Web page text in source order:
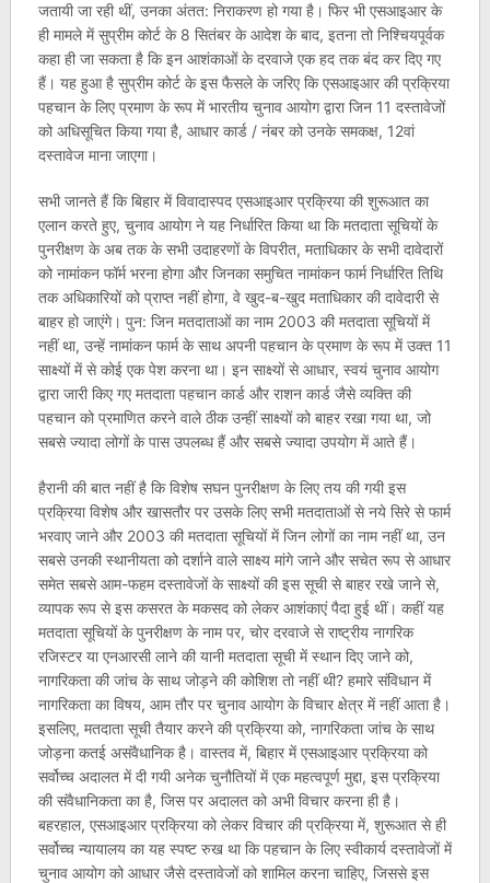
जतायी जा रही थीं, उनका अंतत: निराकरण हो गया है। फिर भी एसआइआर के
ही मामले में सुप्रीम कोर्ट के 8 सितंबर के आदेश के बाद, इतना तो निश्चियपूर्वक
कहा ही जा सकता है कि इन आशंकाओं के दरवाजे एक हद तक बंद कर दिए गए
हैं। यह हुआ है सुप्रीम कोर्ट के इस फैसले के जरिए कि एसआइआर की प्रक्रिया
पहचान के लिए प्रमाण के रूप में भारतीय चुनाव आयोग द्वारा जिन 11 दस्तावेजों
को अधिसूचित किया गया है, आधार कार्ड / नंबर को उनके समकक्ष, 12वां
दस्तावेज माना जाएगा।
सभी जानते हैं कि बिहार में विवादास्पद एसआइआर प्रक्रिया की शुरूआत का
एलान करते हुए, चुनाव आयोग ने यह निर्धारित किया था कि मतदाता सूचियों के
पुनरीक्षण के अब तक के सभी उदाहरणों के विपरीत, मताधिकार के सभी दावेदारों
को नामांकन फॉर्म भरना होगा और जिनका समुचित नामांकन फार्म निर्धारित तिथि
तक अधिकारियों को प्राप्त नहीं होगा, वे खुद-ब-खुद मताधिकार की दावेदारी से
बाहर हो जाएंगे। पुन: जिन मतदाताओं का नाम 2003 की मतदाता सूचियों में
नहीं था, उन्हें नामांकन फार्म के साथ अपनी पहचान के प्रमाण के रूप में उक्त 11
साक्ष्यों में से कोई एक पेश करना था। इन साक्ष्यों से आधार, स्वयं चुनाव आयोग
द्वारा जारी किए गए मतदाता पहचान कार्ड और राशन कार्ड जैसे व्यक्ति की
पहचान को प्रमाणित करने वाले ठीक उन्हीं साक्ष्यों को बाहर रखा गया था, जो
सबसे ज्यादा लोगों के पास उपलब्ध हैं और सबसे ज्यादा उपयोग में आते हैं।
हैरानी की बात नहीं है कि विशेष सघन पुनरीक्षण के लिए तय की गयी इस
प्रक्रिया विशेष और खासतौर पर उसके लिए सभी मतदाताओं से नये सिरे से फार्म
भरवाए जाने और 2003 की मतदाता सूचियों में जिन लोगों का नाम नहीं था, उन
सबसे उनकी स्थानीयता को दर्शाने वाले साक्ष्य मांगे जाने और सचेत रूप से आधार
समेत सबसे आम-फहम दस्तावेजों के साक्ष्यों की इस सूची से बाहर रखे जाने से,
व्यापक रूप से इस कसरत के मकसद को लेकर आशंकाएं पैदा हुई थीं। कहीं यह
मतदाता सूचियों के पुनरीक्षण के नाम पर, चोर दरवाजे से राष्ट्रीय नागरिक
रजिस्टर या एनआरसी लाने की यानी मतदाता सूची में स्थान दिए जाने को,
नागरिकता की जांच के साथ जोड़ने की कोशिश तो नहीं थी? हमारे संविधान में
नागरिकता का विषय, आम तौर पर चुनाव आयोग के विचार क्षेत्र में नहीं आता है।
इसलिए, मतदाता सूची तैयार करने की प्रक्रिया को, नागरिकता जांच के साथ
जोड़ना कतई असंवैधानिक है। वास्तव में, बिहार में एसआइआर प्रक्रिया को
सर्वोच्च अदालत में दी गयी अनेक चुनौतियों में एक महत्वपूर्ण मुद्दा, इस प्रक्रिया
की संवैधानिकता का है, जिस पर अदालत को अभी विचार करना ही है।
बहरहाल, एसआइआर प्रक्रिया को लेकर विचार की प्रक्रिया में, शुरूआत से ही
सर्वोच्च न्यायालय का यह स्पष्ट रुख था कि पहचान के लिए स्वीकार्य दस्तावेजों में
चुनाव आयोग को आधार जैसे दस्तावेजों को शामिल करना चाहिए, जिससे इस